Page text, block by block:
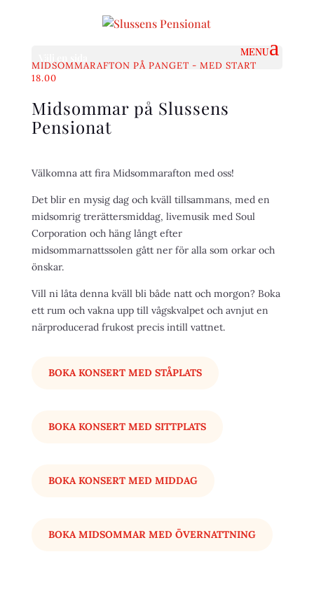
MIDSOMMARAFTON PÅ PANGET - MED START
18.00
Midsommar på Slussens
Pensionat
Välkomna att fira Midsommarafton med oss!
Det blir en mysig dag och kväll tillsammans, med en
midsomrig trerättersmiddag, livemusik med Soul
Corporation och häng långt efter
midsommarnattssolen gått ner för alla som orkar och
önskar.
Vill ni låta denna kväll bli både natt och morgon? Boka
ett rum och vakna upp till vågskvalpet och avnjut en
närproducerad frukost precis intill vattnet.
BOKA KONSERT MED STÅPLATS
BOKA KONSERT MED SITTPLATS
BOKA KONSERT MED MIDDAG
BOKA MIDSOMMAR MED ÖVERNATTNING